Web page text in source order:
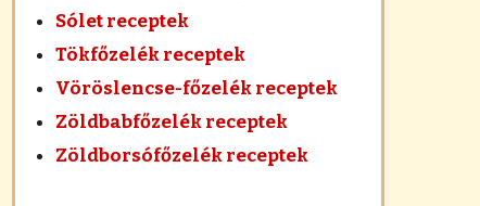
Sólet receptek
Tökfőzelék receptek
Vöröslencse-főzelék receptek
Zöldbabfőzelék receptek
Zöldborsófőzelék receptek